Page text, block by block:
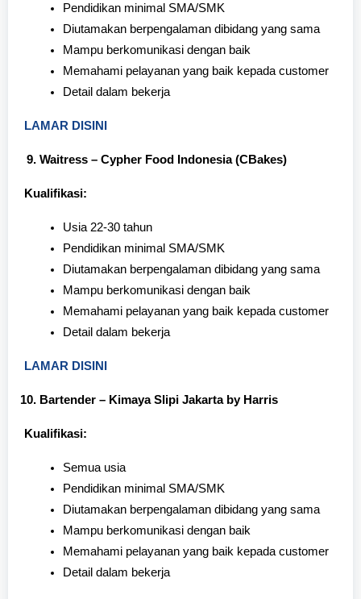
Pendidikan minimal SMA/SMK
Diutamakan berpengalaman dibidang yang sama
Mampu berkomunikasi dengan baik
Memahami pelayanan yang baik kepada customer
Detail dalam bekerja
LAMAR DISINI
Waitress – Cypher Food Indonesia (CBakes)
Kualifikasi:
Usia 22-30 tahun
Pendidikan minimal SMA/SMK
Diutamakan berpengalaman dibidang yang sama
Mampu berkomunikasi dengan baik
Memahami pelayanan yang baik kepada customer
Detail dalam bekerja
LAMAR DISINI
Bartender – Kimaya Slipi Jakarta by Harris
Kualifikasi:
Semua usia
Pendidikan minimal SMA/SMK
Diutamakan berpengalaman dibidang yang sama
Mampu berkomunikasi dengan baik
Memahami pelayanan yang baik kepada customer
Detail dalam bekerja